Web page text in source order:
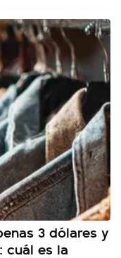
3 dólares y
cuál es la